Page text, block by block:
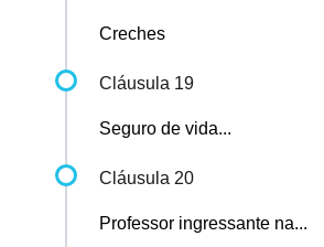
Creches
Cláusula 19
Seguro de vida...
Cláusula 20
Professor ingressante na...